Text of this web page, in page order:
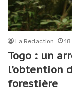
La Redaction
Togo : un
l’obtention
forestière